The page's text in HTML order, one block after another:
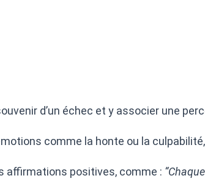
d’un échec et y associer une
comme la honte ou la
affirmations positives, comme : “Chaque